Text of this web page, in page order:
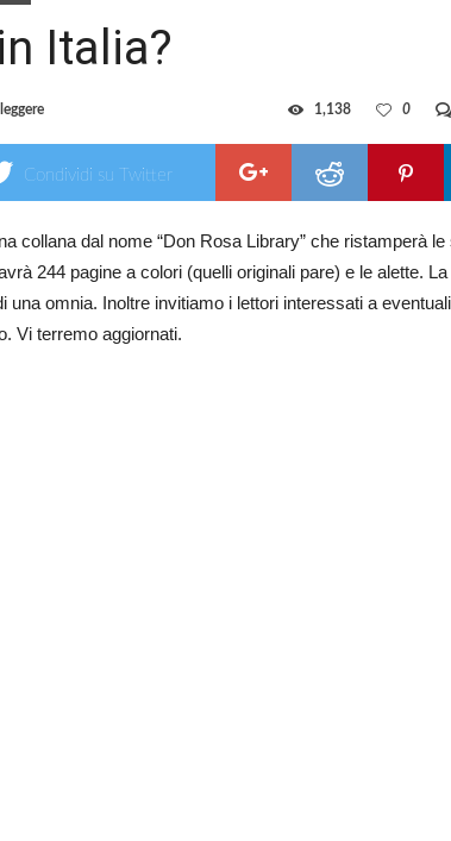
Italia?
0
1,138
Condividi su Twitter
collana dal nome “Don Rosa Library” che ristamperà
244 pagine a colori (quelli originali pare) e le alette.
omnia. Inoltre invitiamo i lettori interessati a
Vi terremo aggiornati.